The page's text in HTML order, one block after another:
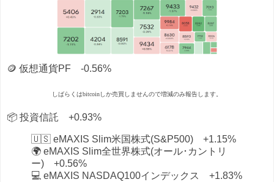
🪙 仮想通貨PF -0.56%
しばらくはbitcoinしか売買しませんので増減のみ報告します。
📦 投資信託 +0.93%
🇺🇸 eMAXIS Slim米国株式(S&P500) +1.15%
🌍 eMAXIS Slim全世界株式(オール･カントリ
ー) +0.56%
💻 eMAXIS NASDAQ100インデックス +1.83%